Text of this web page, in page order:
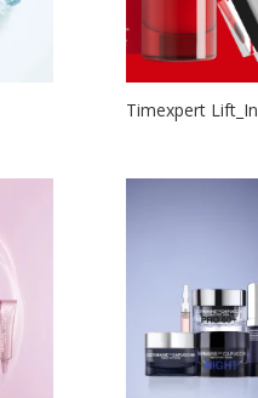
Timexpert Lift_In